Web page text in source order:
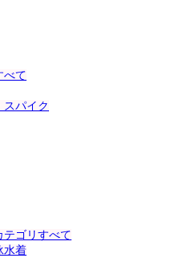
べて
スパイク
テゴリすべて
水着